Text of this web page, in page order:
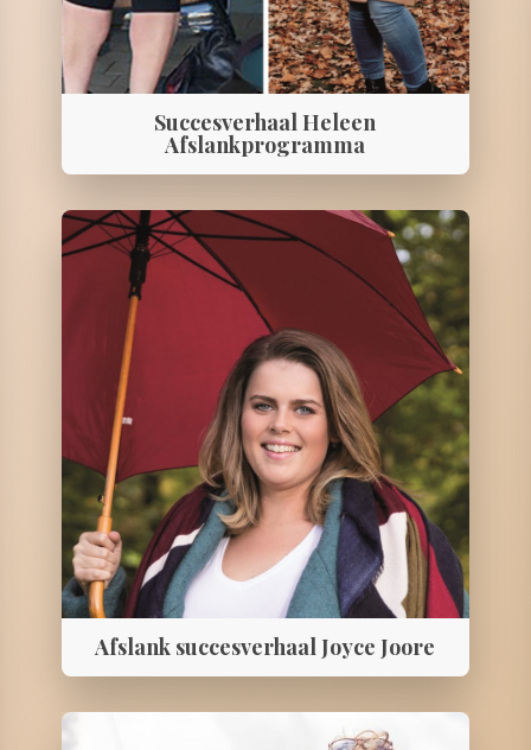
Succesverhaal Heleen
Afslankprogramma
Afslank succesverhaal Joyce Joore